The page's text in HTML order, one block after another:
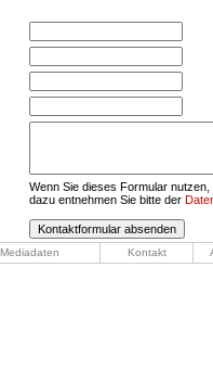
Wenn Sie dieses Formular
dazu entnehmen Sie bitte der
Mediadaten Kontakt